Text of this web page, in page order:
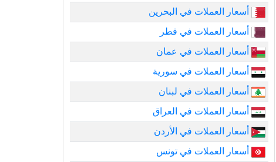
أسعار العملات في البحرين
أسعار العملات في قطر
أسعار العملات في عمان
أسعار العملات في سورية
أسعار العملات في لبنان
أسعار العملات في العراق
أسعار العملات في الأردن
أسعار العملات في تونس